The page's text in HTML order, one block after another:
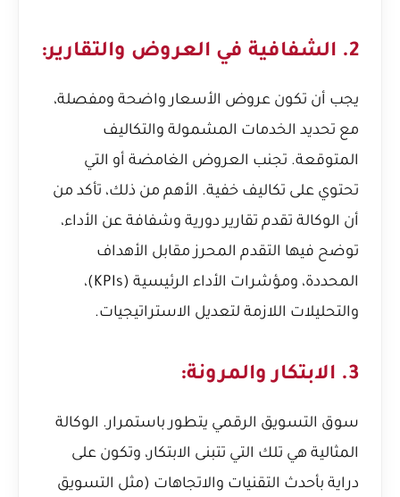
2. الشفافية في العروض والتقارير:
يجب أن تكون عروض الأسعار واضحة ومفصلة،
مع تحديد الخدمات المشمولة والتكاليف
المتوقعة. تجنب العروض الغامضة أو التي
تحتوي على تكاليف خفية. الأهم من ذلك، تأكد من
أن الوكالة تقدم تقارير دورية وشفافة عن الأداء،
توضح فيها التقدم المحرز مقابل الأهداف
المحددة، ومؤشرات الأداء الرئيسية (KPIs)،
والتحليلات اللازمة لتعديل الاستراتيجيات.
3. الابتكار والمرونة:
سوق التسويق الرقمي يتطور باستمرار. الوكالة
المثالية هي تلك التي تتبنى الابتكار، وتكون على
دراية بأحدث التقنيات والاتجاهات (مثل التسويق